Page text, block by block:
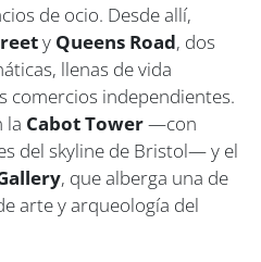
de ocio. Desde allí,
y Queens Road, dos
llenas de vida
comercios independientes.
la Cabot Tower—con
del skyline de Bristol— y el
, que alberga una de
arte y arqueología del